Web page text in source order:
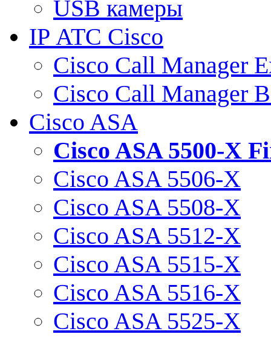
USB камеры
IP АТС Cisco
Cisco Call Manager
Cisco Call Manager
Cisco ASA
Cisco ASA 5500-X
Cisco ASA 5506-X
Cisco ASA 5508-X
Cisco ASA 5512-X
Cisco ASA 5515-X
Cisco ASA 5516-X
Cisco ASA 5525-X